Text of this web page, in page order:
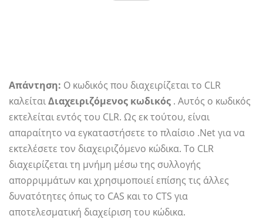
Απάντηση: Ο κωδικός που διαχειρίζεται το CLR
καλείταιΔιαχειριζόμενος κωδικός . Αυτός ο κωδικός
εκτελείται εντός του CLR. Ως εκ τούτου, είναι
απαραίτητο να εγκαταστήσετε το πλαίσιο .Net για να
εκτελέσετε τον διαχειριζόμενο κώδικα. Το CLR
διαχειρίζεται τη μνήμη μέσω της συλλογής
απορριμμάτων και χρησιμοποιεί επίσης τις άλλες
δυνατότητες όπως το CAS και το CTS για
αποτελεσματική διαχείριση του κώδικα.